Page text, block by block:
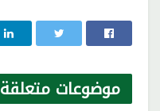
موضوعات متعلقة